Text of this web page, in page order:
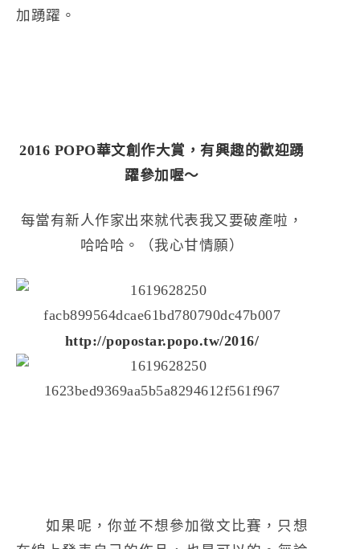
加踴躍。
2016 POPO華文創作大賞，有興趣的歡迎踴
躍參加喔～
每當有新人作家出來就代表我又要破產啦，
哈哈哈。（我心甘情願）
http://popostar.popo.tw/2016/
如果呢，你並不想參加徵文比賽，只想